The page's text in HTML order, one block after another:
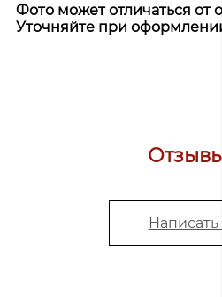
Фото может отличаться от
Уточняйте при